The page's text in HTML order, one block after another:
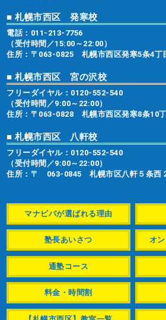
■ 札幌市西区 発寒校
電話： 011-213-7756
（受付時間／15:00～22:00）
住所：〒063-0825 札幌市西区発寒5条4丁
■ 札幌市西区 宮の沢校
フリーダイヤル： 0120-552-540
（受付時間／9:00～22:00）
住所：〒063-0828 札幌市西区発寒8条10
■ 札幌市西区 八軒校
フリーダイヤル： 0120-552-540
（受付時間／9:00～22:00）
住所：〒 063-0845 札幌市区八軒５条西
マナビバが選ばれる理由
塾長あいさつ オ
通塾コース
料金・時間割